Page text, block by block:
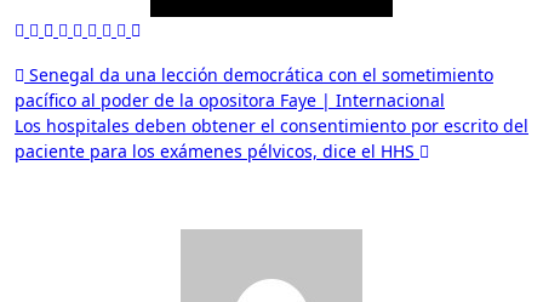
Navegación
de
entradas
Senegal da una lección democrática con el sometimiento
pacífico al poder de la opositora Faye | Internacional
Los hospitales deben obtener el consentimiento por escrito del
paciente para los exámenes pélvicos, dice el HHS